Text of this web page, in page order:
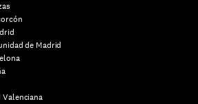
de Madrid
Valenciana